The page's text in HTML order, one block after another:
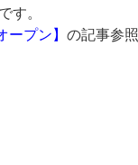
す。
ープン】の記事参照